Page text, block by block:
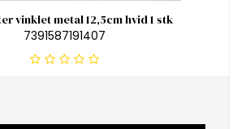
vinklet metal 12,5cm hvid 1 stk
7391587191407